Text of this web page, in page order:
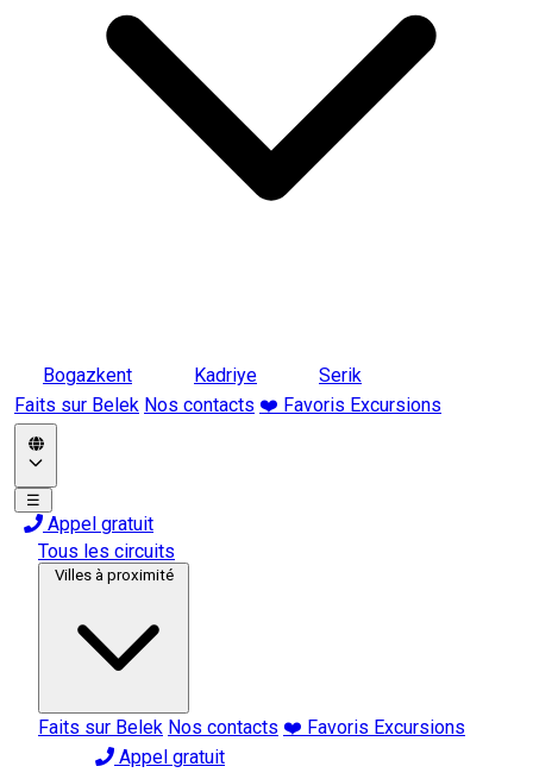
Bogazkent Kadriye
Serik
Faits sur Belek Nos contacts ❤️ Favoris Excursions
☰
Appel gratuit
Tous les circuits
Villes à proximité
Faits sur Belek Nos contacts ❤️ Favoris Excursions
Appel gratuit